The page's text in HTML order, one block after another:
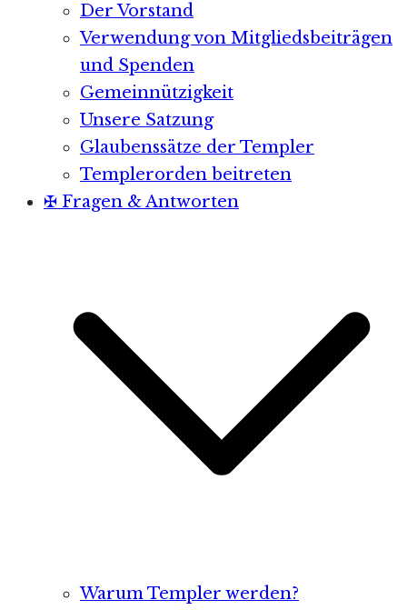
Der Vorstand
Verwendung von Mitgliedsbeiträgen
und Spenden
Gemeinnützigkeit
Unsere Satzung
Glaubenssätze der Templer
Templerorden beitreten
✠ Fragen & Antworten
Warum Templer werden?